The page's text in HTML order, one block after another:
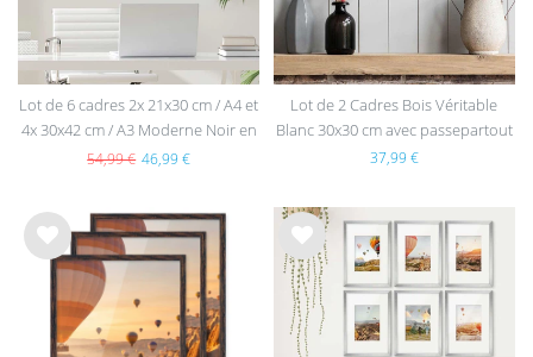
Lot de 6 cadres 2x 21x30 cm / A4 et
4x 30x42 cm / A3 Moderne Noir en
MDF avec vitre en acrylique
54,99 € 46,99 €
Lot de 2 Cadres Bois Véritable
Blanc 30x30 cm avec passepartout
37,99 €
List
e de
sou
hait
List
e de
sou
hait
s